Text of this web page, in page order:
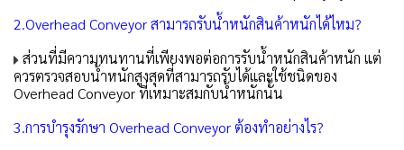
2.Overhead Conveyor สามารถรับน้ำหนักสินค้าหนักได้ไหม?
ส่วนที่มีความทนทานที่เพียงพอต่อการรับน้ำหนักสินค้าหนัก แต่
ควรตรวจสอบน้ำหนักสูงสุดที่สามารถรับได้และใช้ชนิดของ
Overhead Conveyor ที่เหมาะสมกับน้ำหนักนั้น
3.การบำรุงรักษา Overhead Conveyor ต้องทำอย่างไร?